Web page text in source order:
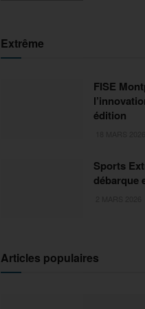
Extrême
FISE
édition
Sports
débarque
Articles populaires